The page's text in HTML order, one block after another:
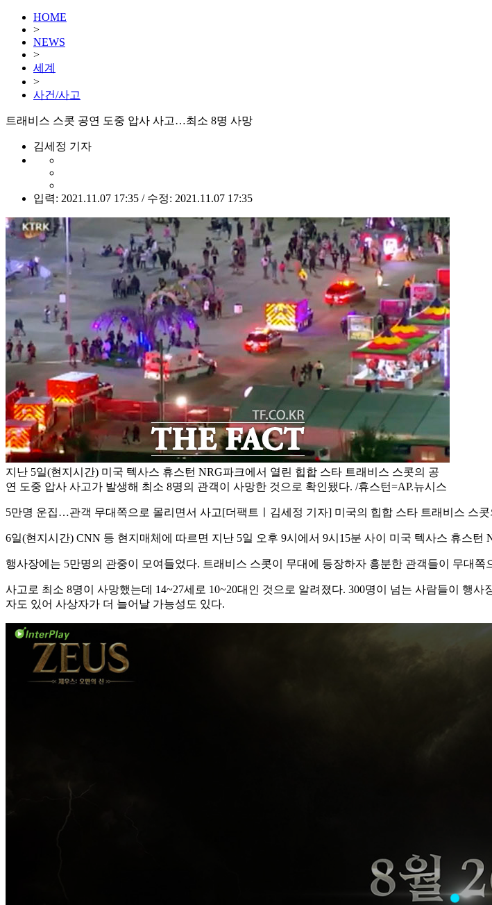
HOME
>
NEWS
>
세계
>
사건/사고
트래비스 스콧 공연 도중 압사 사고…최소 8명 사망
김세정 기자
입력: 2021.11.07 17:35 / 수정: 2021.11.07 17:35
지난 5일(현지시간) 미국 텍사스 휴스턴 NRG파크에서 열린 힙합 스타 트래비스 스콧의 공
연 도중 압사 사고가 발생해 최소 8명의 관객이 사망한 것으로 확인됐다. /휴스턴=AP.뉴시스
5만명 운집…관객 무대쪽으로 몰리면서 사고[더팩트ㅣ김세정 기자] 미국의 힙합 스타 트래비스 스
6일(현지시간) CNN 등 현지매체에 따르면 지난 5일 오후 9시에서 9시15분 사이 미국 텍사스 휴스
행사장에는 5만명의 관중이 모여들었다. 트래비스 스콧이 무대에 등장하자 흥분한 관객들이 무대쪽
사고로 최소 8명이 사망했는데 14~27세로 10~20대인 것으로 알려졌다. 300명이 넘는 사람들이 행
자도 있어 사상자가 더 늘어날 가능성도 있다.